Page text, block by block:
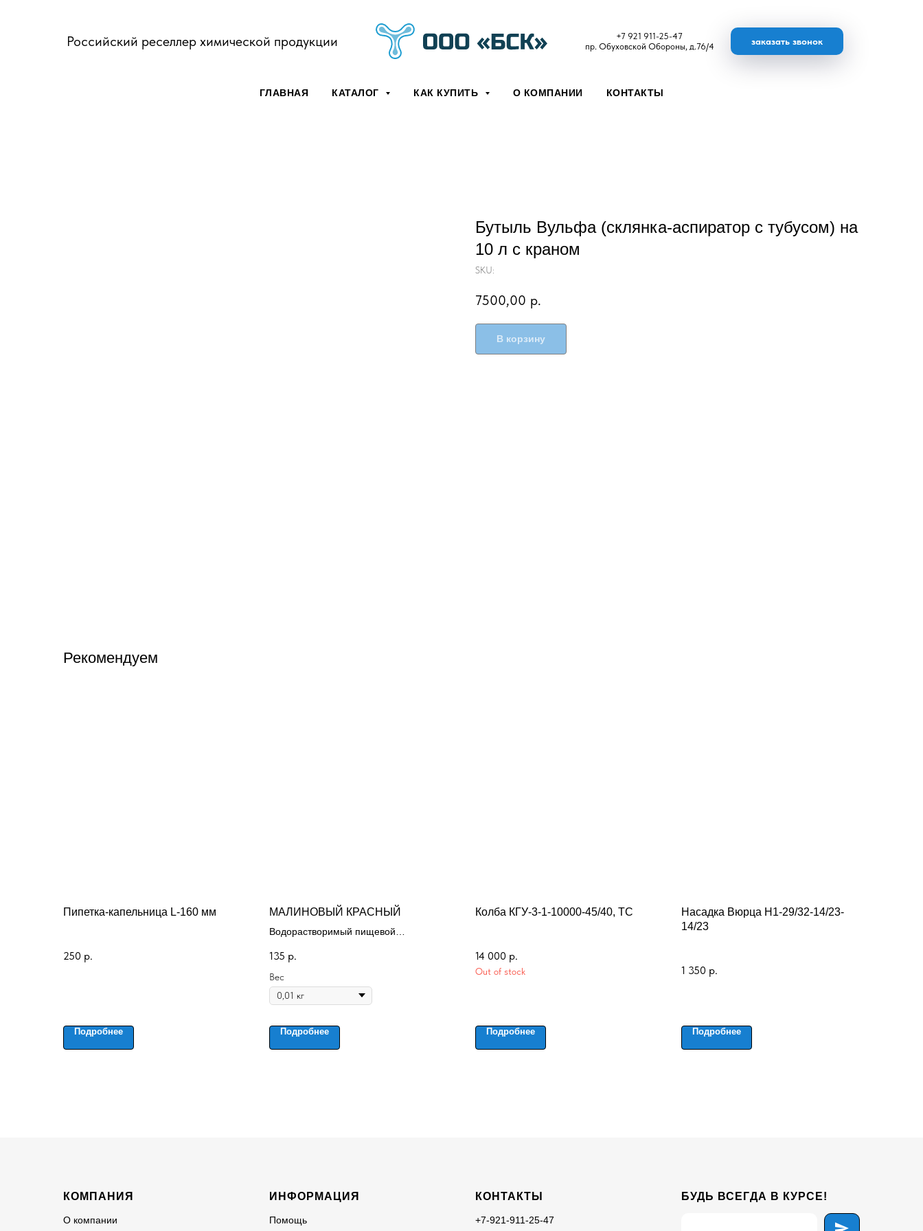
Российский реселлер химической продукции
+7 921 911-25-47
пр. Обуховской Обороны, д.76/4
заказать звонок
ГЛАВНАЯ КАТАЛОГ КАК КУПИТЬ О КОМПАНИИ КОНТАКТЫ
Бутыль Вульфа (склянка-аспиратор с тубусом) на
10 л с краном
SKU:
7500,00 р.
В корзину
Рекомендуем
Пипетка-капельница L-160 мм
250 р.
Подробнее
МАЛИНОВЫЙ КРАСНЫЙ
Водорастворимый пищевой
135 р.
Вес
Подробнее
Колба КГУ-3-1-10000-45/40, ТС
14 000 р.
Out of stock
Подробнее
Насадка Вюрца Н1-29/32-14/23-
14/23
1 350 р.
Подробнее
КОМПАНИЯ
О компании
ИНФОРМАЦИЯ
Помощь
КОНТАКТЫ
+7-921-911-25-47
БУДЬ ВСЕГДА В КУРСЕ!